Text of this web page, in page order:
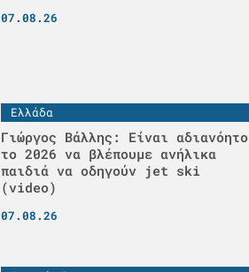
07.08.26
Ελλάδα
Γιώργος Βάλλης: Είναι αδιανόητο
το 2026 να βλέπουμε ανήλικα
παιδιά να οδηγούν jet ski
(video)
07.08.26